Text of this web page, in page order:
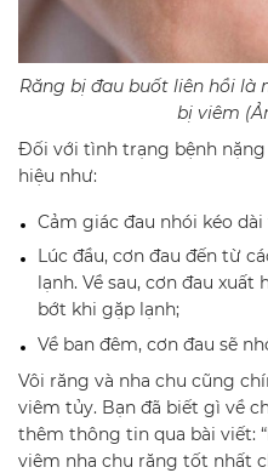
Răng bị đau buốt liên hồi
bị viêm
Đối với tình trạng bệnh nặng
hiệu như:
Cảm giác đau nhói kéo
Lúc đầu, cơn đau đến từ
lạnh. Về sau, cơn đau
bớt khi gặp lạnh;
Về ban đêm, cơn đau sẽ
Vôi răng và nha chu cũng
viêm tủy. Bạn đã biết gì về
thêm thông tin qua bài viết: “
viêm nha chu răng tốt nhất